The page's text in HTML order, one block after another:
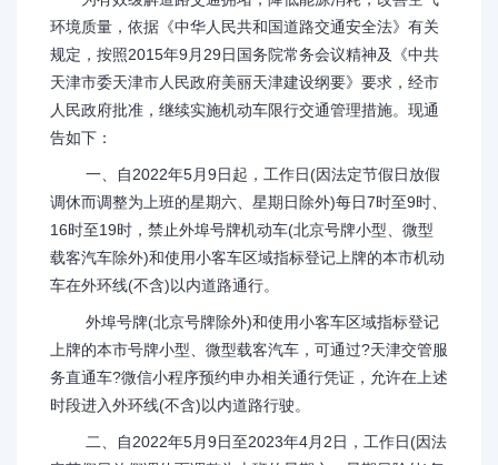
环境质量，依据《中华人民共和国道路交通安全法》有关
规定，按照2015年9月29日国务院常务会议精神及《中共
天津市委天津市人民政府美丽天津建设纲要》要求，经市
人民政府批准，继续实施机动车限行交通管理措施。现通
告如下：
一、自2022年5月9日起，工作日(因法定节假日放假
调休而调整为上班的星期六、星期日除外)每日7时至9时、
16时至19时，禁止外埠号牌机动车(北京号牌小型、微型
载客汽车除外)和使用小客车区域指标登记上牌的本市机动
车在外环线(不含)以内道路通行。
外埠号牌(北京号牌除外)和使用小客车区域指标登记
上牌的本市号牌小型、微型载客汽车，可通过?天津交管服
务直通车?微信小程序预约申办相关通行凭证，允许在上述
时段进入外环线(不含)以内道路行驶。
二、自2022年5月9日至2023年4月2日，工作日(因法